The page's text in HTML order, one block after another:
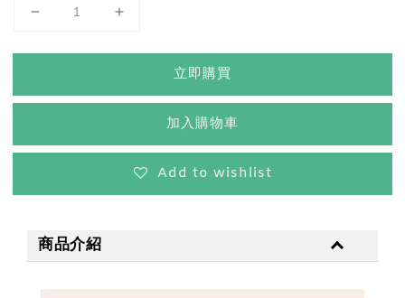
立即購買
加入購物車
Add to wishlist
商品介紹